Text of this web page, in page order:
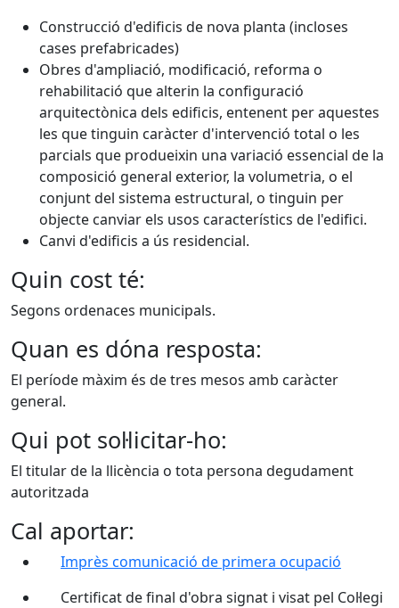
Construcció d'edificis de nova planta (incloses
cases prefabricades)
Obres d'ampliació, modificació, reforma o
rehabilitació que alterin la configuració
arquitectònica dels edificis, entenent per aquestes
les que tinguin caràcter d'intervenció total o les
parcials que produeixin una variació essencial de la
composició general exterior, la volumetria, o el
conjunt del sistema estructural, o tinguin per
objecte canviar els usos característics de l'edifici.
Canvi d'edificis a ús residencial.
Quin cost té:
Segons ordenaces municipals.
Quan es dóna resposta:
El període màxim és de tres mesos amb caràcter
general.
Qui pot sol·licitar-ho:
El titular de la llicència o tota persona degudament
autoritzada
Cal aportar:
Imprès comunicació de primera ocupació
Certificat de final d'obra signat i visat pel Col·legi